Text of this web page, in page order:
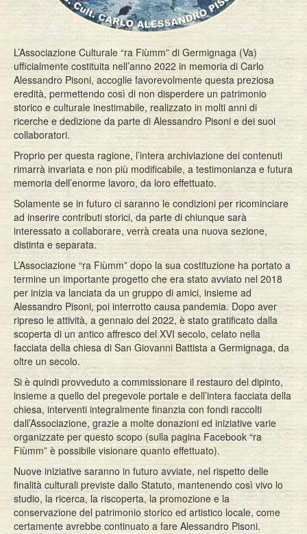
L’Associazione Culturale “ra Fiùmm” di Germignaga (Va)
ufficialmente costituita nell’anno 2022 in memoria di Carlo
Alessandro Pisoni, accoglie favorevolmente questa preziosa
eredità, permettendo così di non disperdere un patrimonio
storico e culturale inestimabile, realizzato in molti anni di
ricerche e dedizione da parte di Alessandro Pisoni e dei suoi
collaboratori.
Proprio per questa ragione, l’intera archiviazione dei contenuti
rimarrà invariata e non più modificabile, a testimonianza e futura
memoria dell’enorme lavoro, da loro effettuato.
Solamente se in futuro ci saranno le condizioni per ricominciare
ad inserire contributi storici, da parte di chiunque sarà
interessato a collaborare, verrà creata una nuova sezione,
distinta e separata.
L’Associazione “ra Fiùmm” dopo la sua costituzione ha portato a
termine un importante progetto che era stato avviato nel 2018
per inizia va lanciata da un gruppo di amici, insieme ad
Alessandro Pisoni, poi interrotto causa pandemia. Dopo aver
ripreso le attività, a gennaio del 2022, è stato gratificato dalla
scoperta di un antico affresco del XVI secolo, celato nella
facciata della chiesa di San Giovanni Battista a Germignaga, da
oltre un secolo.
Si è quindi provveduto a commissionare il restauro del dipinto,
insieme a quello del pregevole portale e dell’intera facciata della
chiesa, interventi integralmente finanzia con fondi raccolti
dall’Associazione, grazie a molte donazioni ed iniziative varie
organizzate per questo scopo (sulla pagina Facebook “ra
Fiùmm” è possibile visionare quanto effettuato).
Nuove iniziative saranno in futuro avviate, nel rispetto delle
finalità culturali previste dallo Statuto, mantenendo così vivo lo
studio, la ricerca, la riscoperta, la promozione e la
conservazione del patrimonio storico ed artistico locale, come
certamente avrebbe continuato a fare Alessandro Pisoni.